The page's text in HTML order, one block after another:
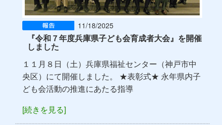
11/18/2025
『令和７年度兵庫県子ども会育成者大会』を開催
しました
１１月８日（土）兵庫県福祉センター（神戸市中
央区）にて開催しました。 ★表彰式★ 永年県内子
ども会活動の推進にあたる指導
[続きを見る]